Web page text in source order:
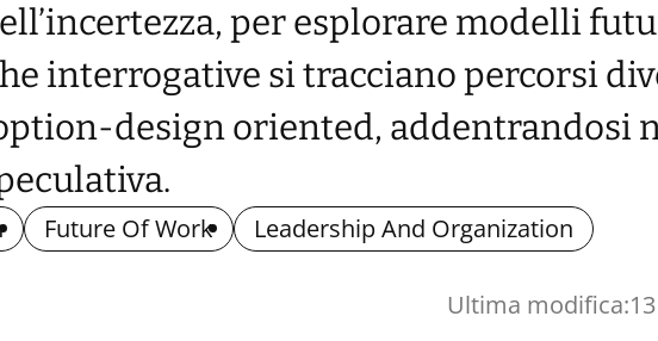
per esplorare modelli
interrogative si tracciano percorsi
design oriented, addentrandosi
Future Of Work
Leadership And Organization
Ultima modifica: